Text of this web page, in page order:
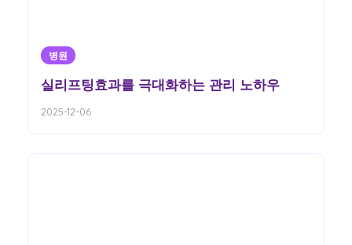
병원
실리프팅효과를 극대화하는 관리 노하우
2025-12-06